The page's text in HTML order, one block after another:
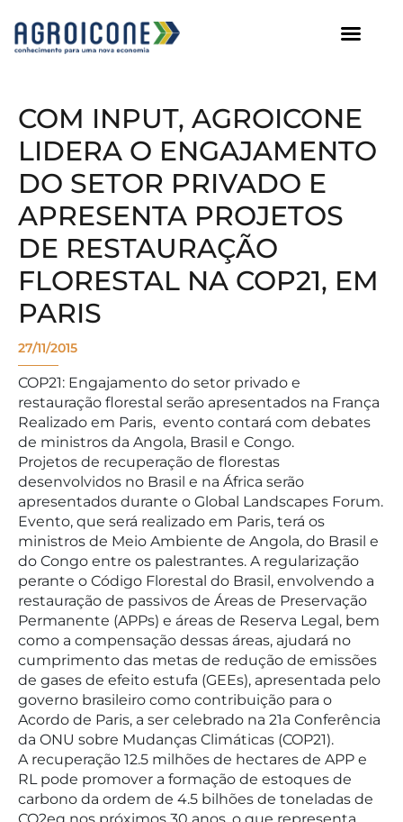
COM INPUT, AGROICONE
LIDERA O ENGAJAMENTO
DO SETOR PRIVADO E
APRESENTA PROJETOS
DE RESTAURAÇÃO
FLORESTAL NA COP21, EM
PARIS
27/11/2015
COP21: Engajamento do setor privado e
restauração florestal serão apresentados na França
Realizado em Paris, evento contará com debates
de ministros da Angola, Brasil e Congo.
Projetos de recuperação de florestas
desenvolvidos no Brasil e na África serão
apresentados durante o Global Landscapes Forum.
Evento, que será realizado em Paris, terá os
ministros de Meio Ambiente de Angola, do Brasil e
do Congo entre os palestrantes. A regularização
perante o Código Florestal do Brasil, envolvendo a
restauração de passivos de Áreas de Preservação
Permanente (APPs) e áreas de Reserva Legal, bem
como a compensação dessas áreas, ajudará no
cumprimento das metas de redução de emissões
de gases de efeito estufa (GEEs), apresentada pelo
governo brasileiro como contribuição para o
Acordo de Paris, a ser celebrado na 21a Conferência
da ONU sobre Mudanças Climáticas (COP21).
A recuperação 12.5 milhões de hectares de APP e
RL pode promover a formação de estoques de
carbono da ordem de 4.5 bilhões de toneladas de